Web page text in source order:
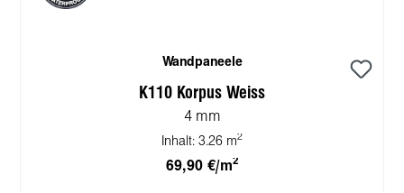
Wandpaneele
K110 Korpus Weiss
4 mm
Inhalt: 3.26 m2
69,90 €/m2